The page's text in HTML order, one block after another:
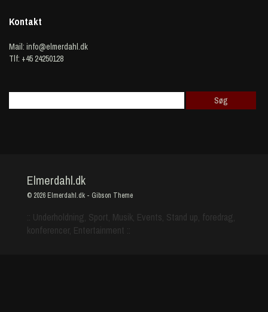
Kontakt
Mail: info@elmerdahl.dk
Tlf: +45 24250128
Elmerdahl.dk
© 2026 Elmerdahl.dk - Gibson Theme
:: Underholdning, Sport, Musik, Events, Stand up, foredrag,
konferencer, Entertainment ::